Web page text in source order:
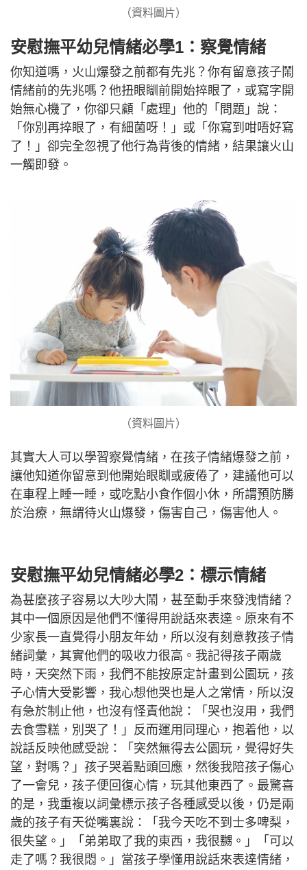
（資料圖片）
安慰撫平幼兒情緒必學1：察覺情緒
你知道嗎，火山爆發之前都有先兆？你有留意孩子鬧
情緒前的先兆嗎？他扭眼瞓前開始捽眼了，或寫字開
始無心機了，你卻只顧「處理」他的「問題」說：
「你別再捽眼了，有細菌呀！」或「你寫到咁唔好寫
了！」卻完全忽視了他行為背後的情緒，結果讓火山
一觸即發。
（資料圖片）
其實大人可以學習察覺情緒，在孩子情緒爆發之前，
讓他知道你留意到他開始眼瞓或疲倦了，建議他可以
在車程上睡一睡，或吃點小食作個小休，所謂預防勝
於治療，無謂待火山爆發，傷害自己，傷害他人。
安慰撫平幼兒情緒必學2：標示情緒
為甚麼孩子容易以大吵大鬧，甚至動手來發洩情緒？
其中一個原因是他們不懂得用說話來表達。原來有不
少家長一直覺得小朋友年幼，所以沒有刻意教孩子情
緒詞彙，其實他們的吸收力很高。我記得孩子兩歲
時，天突然下雨，我們不能按原定計畫到公園玩，孩
子心情大受影響，我心想他哭也是人之常情，所以沒
有急於制止他，也沒有怪責他說：「哭也沒用，我們
去食雪糕，別哭了！」反而運用同理心，抱着他，以
說話反映他感受說：「突然無得去公園玩，覺得好失
望，對嗎？」孩子哭着點頭回應，然後我陪孩子傷心
了一會兒，孩子便回復心情，玩其他東西了。最驚喜
的是，我重複以詞彙標示孩子各種感受以後，仍是兩
歲的孩子有天從嘴裏說：「我今天吃不到士多啤梨，
很失望。」「弟弟取了我的東西，我很嬲。」「可以
走了嗎？我很悶。」當孩子學懂用說話來表達情緒，